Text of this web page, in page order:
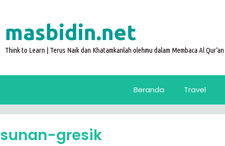
masbidin.net
Think to Learn | Terus Naik dan Khatamkanlah olehmu dalam Membaca Al Qur'an
Beranda Travel
sunan-gresik